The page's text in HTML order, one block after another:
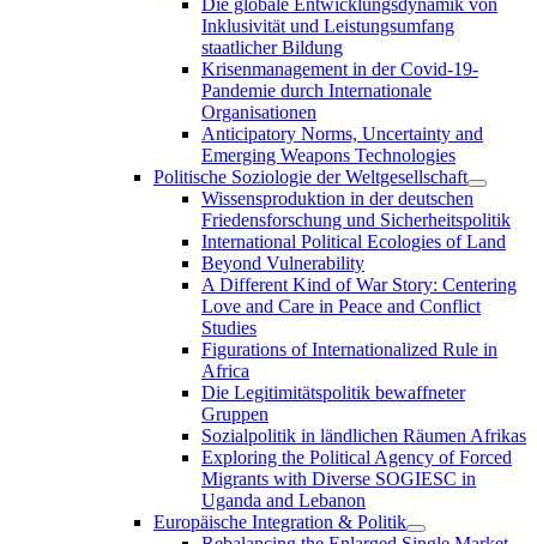
Inklusivität und Leistungsumfang
staatlicher Bildung
Krisenmanagement in der Covid-19-
Pandemie durch Internationale
Organisationen
Anticipatory Norms, Uncertainty and
Emerging Weapons Technologies
Politische Soziologie der Weltgesellschaft
Wissensproduktion in der deutschen
Friedensforschung und Sicherheitspolitik
International Political Ecologies of Land
Beyond Vulnerability
A Different Kind of War Story: Centering
Love and Care in Peace and Conflict
Studies
Figurations of Internationalized Rule in
Africa
Die Legitimitätspolitik bewaffneter
Gruppen
Sozialpolitik in ländlichen Räumen Afrikas
Exploring the Political Agency of Forced
Migrants with Diverse SOGIESC in
Uganda and Lebanon
Europäische Integration & Politik